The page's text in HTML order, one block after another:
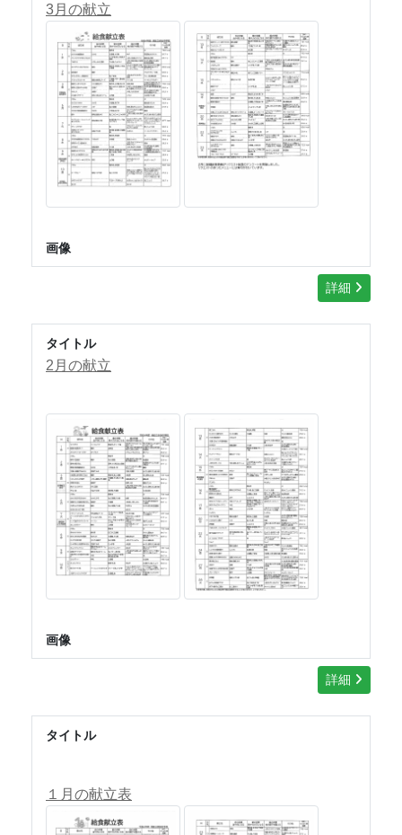
3月の献立
画像
詳細
タイトル
2月の献立
画像
詳細
タイトル
１月の献立表